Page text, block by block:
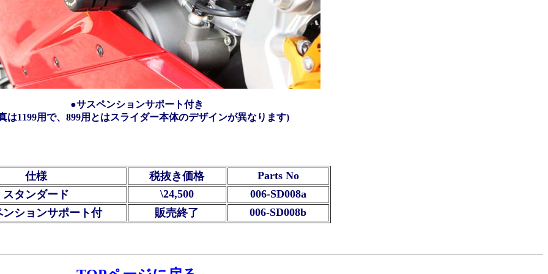
●サスペンションサポート付き
は1199用で、899用とはスライダー本体のデザインが異なります)
仕様 税抜き価格
Parts No
スタンダード
\24,500
006-SD008a
ンションサポート付
販売終了 006-SD008b